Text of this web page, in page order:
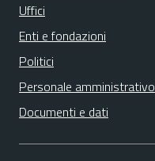
Uffici
Enti e fondazioni
Politici
Personale amministrativo
Documenti e dati